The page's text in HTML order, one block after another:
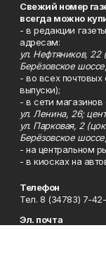
Свежий номер
всегда можно
- в редакции
адресам:
ул. Нефтяников, 22
Берёзовское
- во всех почтовых
выпуски);
- в сети магазинов
ул. Ленина, 26;
ул. Парковая, 2
Берёзовское
- на центральном
- в киосках на
Телефон
Тел. 8 (34783) 7-
Эл. почта